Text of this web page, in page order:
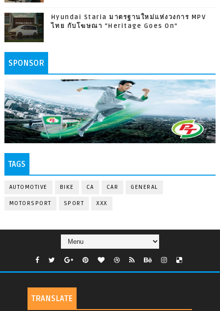
Hyundai Staria มาตรฐานใหม่แห่งวงการ MPV
ไทย กับโฆษณา “Heritage Goes On”
SPONSOR
TAGS
AUTOMOTIVE BIKE CA CAR GENERAL
MOTORSPORT SPORT XXX
TRANSLATE